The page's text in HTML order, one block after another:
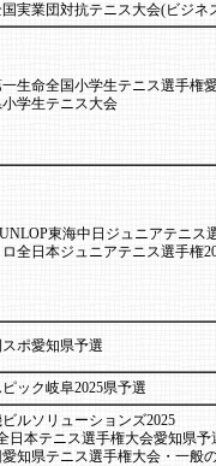
国実業団対抗テニス大会(ビジネ
生命全国小学生テニス選手権
小学生テニス大会
東海中日ジュニアテニス
全日本ジュニアテニス選手権
ポ愛知県予選
ック岐阜2025県予選
ルソリューションズ2025
日本テニス選手権大会愛知県予
愛知県テニス選手権大会・一般